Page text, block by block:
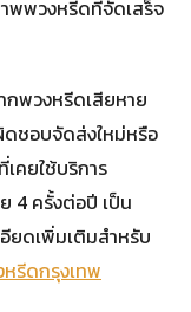
พพวงหรีดที่จัดเสร็จ
กพวงหรีดเสียหาย
ชอบจัดส่งใหม่หรือ
คยใช้บริการ
4 ครั้งต่อปี เป็น
ยดเพิ่มเติมสำหรับ
รีดกรุงเทพ